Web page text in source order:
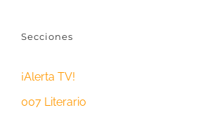
Secciones
¡Alerta TV!
007 Literario